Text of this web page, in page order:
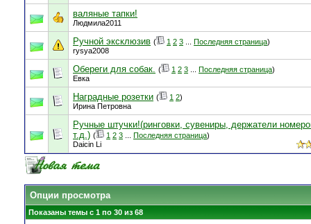
валяные тапки!
Людмила2011
Ручной эксклюзив ( 1 2 3 Последняя страница)
rysya2008
Обереги для собак. ( 1 2 3 Последняя страница)
Евка
Наградные розетки ( 1 2)
Ирина Петровна
Ручные штучки!(ринговки, сувениры, держатели
т.д.) ( 1 2 3 Последняя страница)
Daicin Li
Опции просмотра
Показаны темы с 1 по 30 из 68